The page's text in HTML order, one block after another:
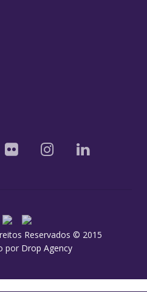
Reservados © 2015
por Drop Agency